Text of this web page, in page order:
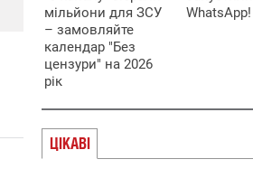
мільйони для ЗСУ
– замовляйте
календар "Без
цензури" на 2026
рік
WhatsApp!
ЦІКАВІ